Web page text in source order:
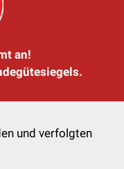
an!
und verfolgten